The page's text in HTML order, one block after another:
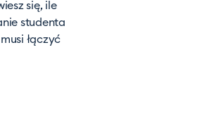
się, ile
studenta
łączyć